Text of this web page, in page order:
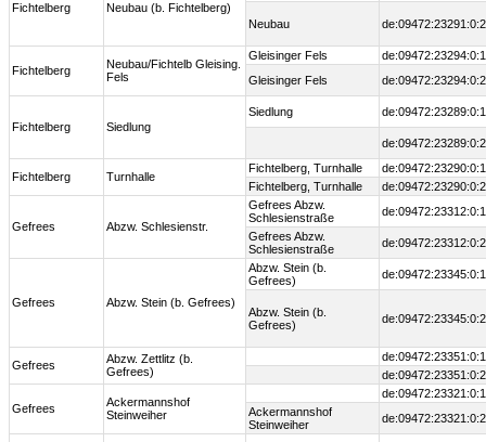
Fichtelberg Neubau (b. Fichtelberg)
Neubau de:09472:23291:0:2
Fichtelberg
Neubau/Fichtelb Gleising.
Fels
Gleisinger Fels
de:09472:23294:0:1
Gleisinger Fels
de:09472:23294:0:2
Fichtelberg Siedlung
Siedlung de:09472:23289:0:1
de:09472:23289:0:2
Fichtelberg Turnhalle
Fichtelberg, Turnhalle
de:09472:23290:0:1
Fichtelberg, Turnhalle
de:09472:23290:0:2
Gefrees Abzw. Schlesienstr.
Gefrees Abzw.
Schlesienstraße
de:09472:23312:0:1
Gefrees Abzw.
Schlesienstraße
de:09472:23312:0:2
Gefrees Abzw. Stein (b. Gefrees)
Abzw. Stein (b.
Gefrees)
de:09472:23345:0:1
Abzw. Stein (b.
Gefrees)
de:09472:23345:0:2
Gefrees
Abzw. Zettlitz (b.
Gefrees)
de:09472:23351:0:1
de:09472:23351:0:2
Gefrees
Ackermannshof
Steinweiher
de:09472:23321:0:1
Ackermannshof
Steinweiher
de:09472:23321:0:2